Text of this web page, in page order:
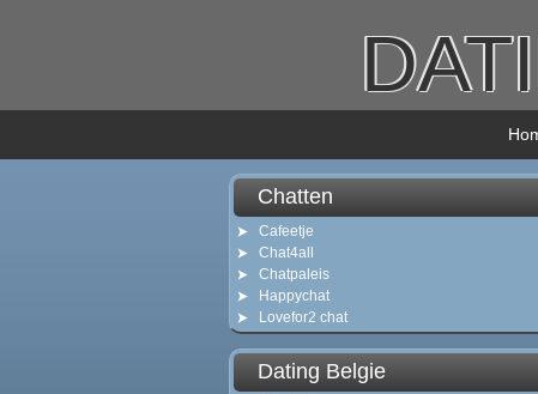
Chatten
Cafeetje
Chat4all
Chatpaleis
Happychat
Lovefor2 chat
Dating Belgie